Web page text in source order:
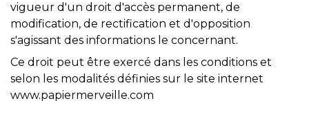
vigueur d'un droit d'accès permanent, de
modification, de rectification et d'opposition
s'agissant des informations le concernant.
Ce droit peut être exercé dans les conditions et
selon les modalités définies sur le site internet
www.papiermerveille.com